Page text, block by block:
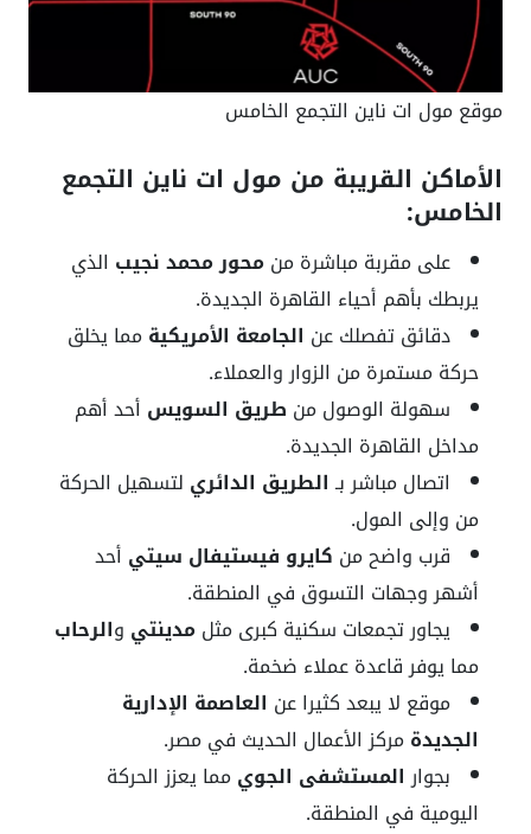
موقع مول ات ناين التجمع الخامس
الأماكن القريبة من مول ات ناين التجمع
الخامس:
على مقربة مباشرة منمحور محمد نجيب الذي
يربطك بأهم أحياء القاهرة الجديدة.
دقائق تفصلك عن الجامعة الأمريكية مما يخلق
حركة مستمرة من الزوار والعملاء.
سهولة الوصول من طريق السويس أحد أهم
مداخل القاهرة الجديدة.
اتصال مباشر بـالطريق الدائري لتسهيل الحركة
من وإلى المول.
قرب واضح من كايرو فيستيفال سيتي أحد
أشهر وجهات التسوق في المنطقة.
يجاور تجمعات سكنية كبرى مثلمدينتي والرحاب
مما يوفر قاعدة عملاء ضخمة.
موقع لا يبعد كثيرا عن العاصمة الإدارية
الجديدة مركز الأعمال الحديث في مصر.
بجوارالمستشفى الجوي مما يعزز الحركة
اليومية في المنطقة.